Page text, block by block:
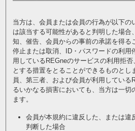
当方は、会員または会員の行為が以下の
は該当する可能性があると判明した場合
知、催告、会員からの事前の承諾を得る
停止または取消、ID・パスワードの利用
用しているREGneのサービスの利用拒
とする措置をとることができるものとし
員、第三者、および会員が利用している
るいかなる損害においても、当方は一切
ます。
会員が本規約に違反した、または違
判断した場合